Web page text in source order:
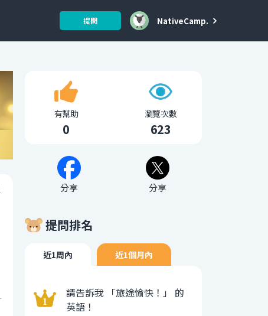
提問 NativeCamp.
有幫助
0
瀏覽次數
623
分享 分享
提問排名
近1周內 近1個月內
請告訴我 「旅途愉快！」 的
英語！